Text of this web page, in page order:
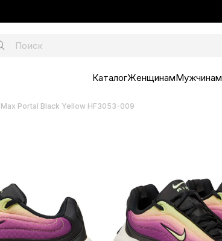
КаталогЖенщинамМужчинам
Portal Black Yellow HF3053-009